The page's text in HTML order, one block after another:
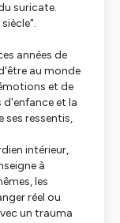
suricate.
années de
au monde
et de
d'enfance et la
ses ressentis,
intérieur,
à
les
réel ou
un trauma